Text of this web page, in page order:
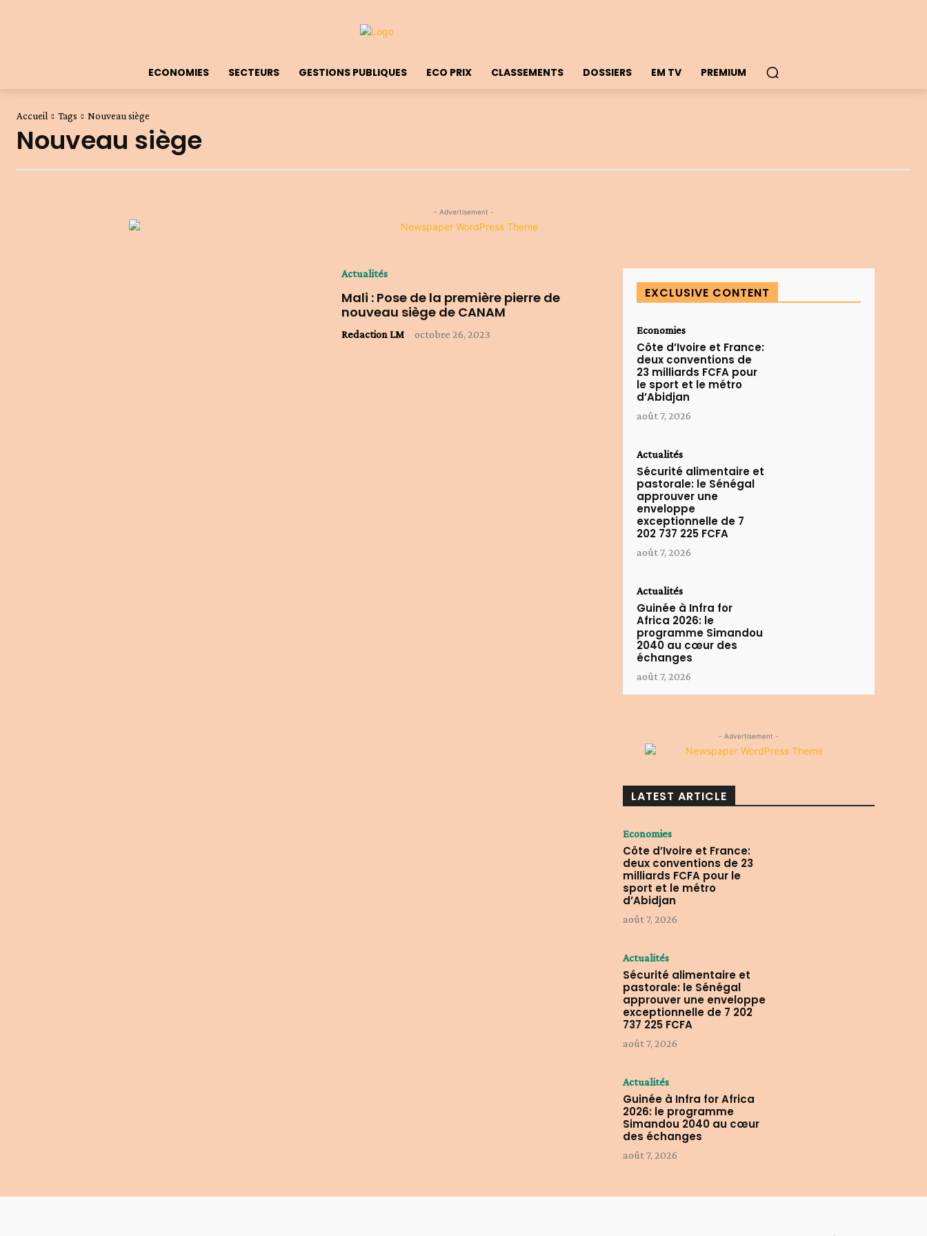
ECONOMIES SECTEURS GESTIONS PUBLIQUES ECO PRIX CLASSEMENTS DOSSIERS EM TV PREMIUM
Accueil Tags Nouveau siège
Nouveau siège
- Advertisement -
Actualités
Mali : Pose de la première pierre de
nouveau siège de CANAM
Redaction LM - octobre 26, 2023
EXCLUSIVE CONTENT
Economies
Côte d’Ivoire et France:
deux conventions de
23 milliards FCFA pour
le sport et le métro
d’Abidjan
août 7, 2026
Actualités
Sécurité alimentaire et
pastorale: le Sénégal
approuver une
enveloppe
exceptionnelle de 7
202 737 225 FCFA
août 7, 2026
Actualités
Guinée à Infra for
Africa 2026: le
programme Simandou
2040 au cœur des
échanges
août 7, 2026
- Advertisement -
LATEST ARTICLE
Economies
Côte d’Ivoire et France:
deux conventions de 23
milliards FCFA pour le
sport et le métro
d’Abidjan
août 7, 2026
Actualités
Sécurité alimentaire et
pastorale: le Sénégal
approuver une enveloppe
exceptionnelle de 7 202
737 225 FCFA
août 7, 2026
Actualités
Guinée à Infra for Africa
2026: le programme
Simandou 2040 au cœur
des échanges
août 7, 2026